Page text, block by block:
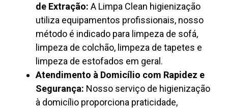
de Extração: A Limpa Clean higienização
utiliza equipamentos profissionais, nosso
método é indicado para limpeza de sofá,
limpeza de colchão, limpeza de tapetes e
limpeza de estofados em geral.
Atendimento à Domicílio com Rapidez e
Segurança: Nosso serviço de higienização
à domicílio proporciona praticidade,